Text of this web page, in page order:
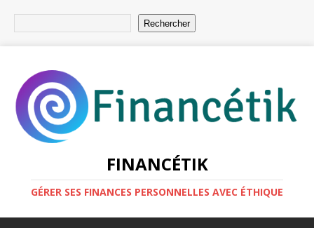
Rechercher
FINANCÉTIK
GÉRER SES FINANCES PERSONNELLES AVEC ÉTHIQUE